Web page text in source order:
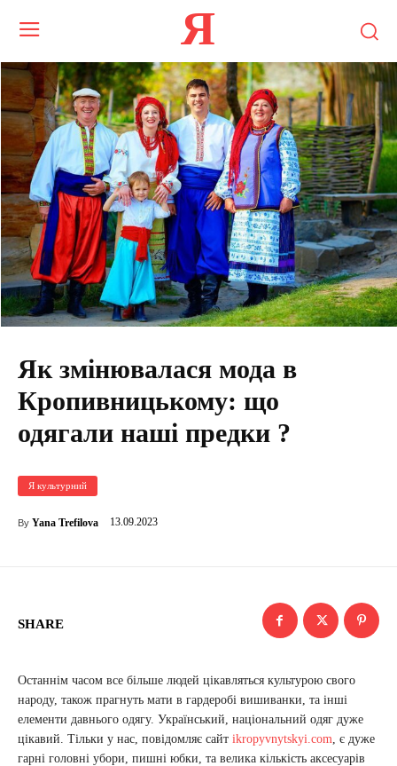
Я
Як змінювалася мода в
Кропивницькому: що
одягали наші предки ?
Я культурний
By Yana Trefilova 13.09.2023
SHARE
Останнім часом все більше людей цікавляться культурою свого
народу, також прагнуть мати в гардеробі вишиванки, та інші
елементи давнього одягу. Український, національний одяг дуже
цікавий. Тільки у нас, повідомляє сайт ikropyvnytskyi.com, є дуже
гарні головні убори, пишні юбки, та велика кількість аксесуарів